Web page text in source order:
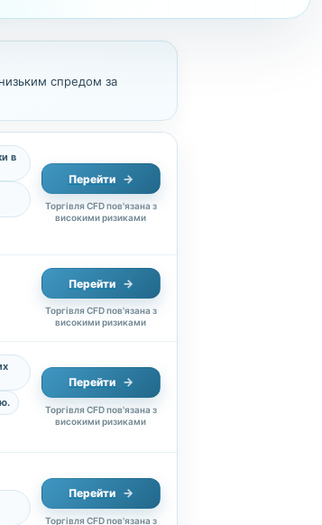
спредом за
в
Перейти
Торгівля CFD пов'язана з
високими ризиками
Перейти
Торгівля CFD пов'язана з
високими ризиками
Перейти
Торгівля CFD пов'язана з
високими ризиками
Перейти
Торгівля CFD пов'язана з